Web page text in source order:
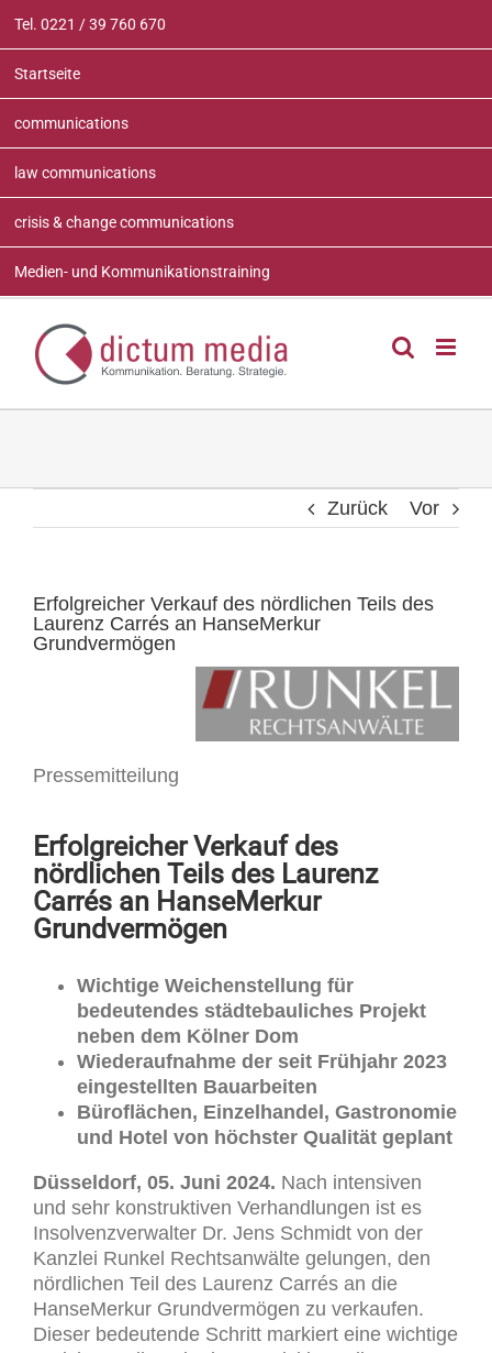
Inhalt
springen
Tel. 0221 / 39 760 670
Startseite
communications
law communications
crisis & change communications
Medien- und Kommunikationstraining
Zurück Vor
Erfolgreicher Verkauf des nördlichen Teils des
Laurenz Carrés an HanseMerkur
Grundvermögen
Pressemitteilung
Erfolgreicher Verkauf des
nördlichen Teils des Laurenz
Carrés an HanseMerkur
Grundvermögen
Wichtige Weichenstellung für
bedeutendes städtebauliches Projekt
neben dem Kölner Dom
Wiederaufnahme der seit Frühjahr 2023
eingestellten Bauarbeiten
Büroflächen, Einzelhandel, Gastronomie
und Hotel von höchster Qualität geplant
Düsseldorf, 05. Juni 2024. Nach intensiven
und sehr konstruktiven Verhandlungen ist es
Insolvenzverwalter Dr. Jens Schmidt von der
Kanzlei Runkel Rechtsanwälte gelungen, den
nördlichen Teil des Laurenz Carrés an die
HanseMerkur Grundvermögen zu verkaufen.
Dieser bedeutende Schritt markiert eine wichtige